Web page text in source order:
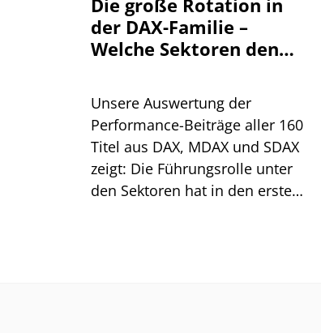
Die große Rotation in
der DAX-Familie –
Welche Sektoren den
Unsere Auswertung der
Performance-Beiträge aller 160
Titel aus DAX, MDAX und SDAX
zeigt: Die Führungsrolle unter
den Sektoren hat in den ersten